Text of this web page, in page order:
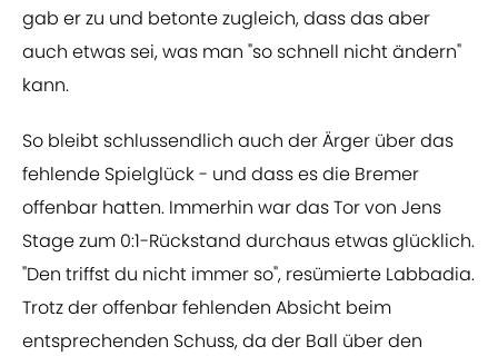
gab er zu und betonte zugleich, dass das aber
auch etwas sei, was man "so schnell nicht ändern"
kann.
So bleibt schlussendlich auch der Ärger über das
fehlende Spielglück - und dass es die Bremer
offenbar hatten. Immerhin war das Tor von Jens
Stage zum 0:1-Rückstand durchaus etwas glücklich.
"Den triffst du nicht immer so", resümierte Labbadia.
Trotz der offenbar fehlenden Absicht beim
entsprechenden Schuss, da der Ball über den